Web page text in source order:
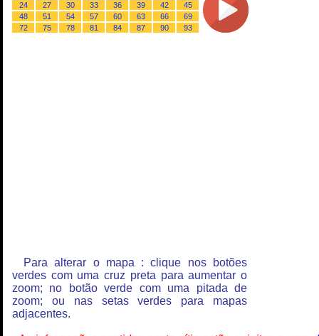
24
27 30 33 36 39 42
45
48
51 54 57 60 63 66
69
72
75 78 81 84 87 90 93
Para alterar o mapa : clique nos botões
verdes com uma cruz preta para aumentar o
zoom; no botão verde com uma pitada de
zoom; ou nas setas verdes para mapas
adjacentes.